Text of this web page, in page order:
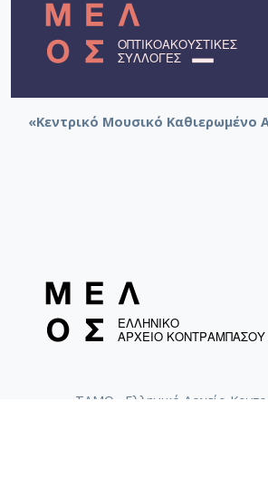
«Κεντρικό Μουσικό Καθιερωμένο
ΤΑΜΟ «Ελληνικό Αρχείο